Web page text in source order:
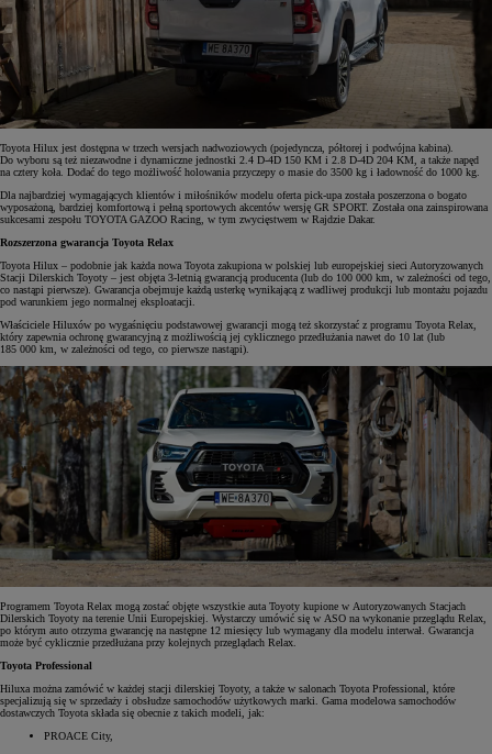
Toyota Hilux jest dostępna w trzech wersjach nadwoziowych (pojedyncza, półtorej i podwójna kabina).
Do wyboru są też niezawodne i dynamiczne jednostki 2.4 D-4D 150 KM i 2.8 D-4D 204 KM, a także napęd
na cztery koła. Dodać do tego możliwość holowania przyczepy o masie do 3500 kg i ładowność do 1000 kg.
Dla najbardziej wymagających klientów i miłośników modelu oferta pick-upa została poszerzona o bogato
wyposażoną, bardziej komfortową i pełną sportowych akcentów wersję GR SPORT. Została ona zainspirowana
sukcesami zespołu TOYOTA GAZOO Racing, w tym zwycięstwem w Rajdzie Dakar.
Rozszerzona gwarancja Toyota Relax
Toyota Hilux – podobnie jak każda nowa Toyota zakupiona w polskiej lub europejskiej sieci Autoryzowanych
Stacji Dilerskich Toyoty – jest objęta 3-letnią gwarancją producenta (lub do 100 000 km, w zależności od tego,
co nastąpi pierwsze). Gwarancja obejmuje każdą usterkę wynikającą z wadliwej produkcji lub montażu pojazdu
pod warunkiem jego normalnej eksploatacji.
Właściciele Hiluxów po wygaśnięciu podstawowej gwarancji mogą też skorzystać z programu Toyota Relax,
który zapewnia ochronę gwarancyjną z możliwością jej cyklicznego przedłużania nawet do 10 lat (lub
185 000 km, w zależności od tego, co pierwsze nastąpi).
Programem Toyota Relax mogą zostać objęte wszystkie auta Toyoty kupione w Autoryzowanych Stacjach
Dilerskich Toyoty na terenie Unii Europejskiej. Wystarczy umówić się w ASO na wykonanie przeglądu Relax,
po którym auto otrzyma gwarancję na następne 12 miesięcy lub wymagany dla modelu interwał. Gwarancja
może być cyklicznie przedłużana przy kolejnych przeglądach Relax.
Toyota Professional
Hiluxa można zamówić w każdej stacji dilerskiej Toyoty, a także w salonach Toyota Professional, które
specjalizują się w sprzedaży i obsłudze samochodów użytkowych marki. Gama modelowa samochodów
dostawczych Toyota składa się obecnie z takich modeli, jak:
PROACE City,